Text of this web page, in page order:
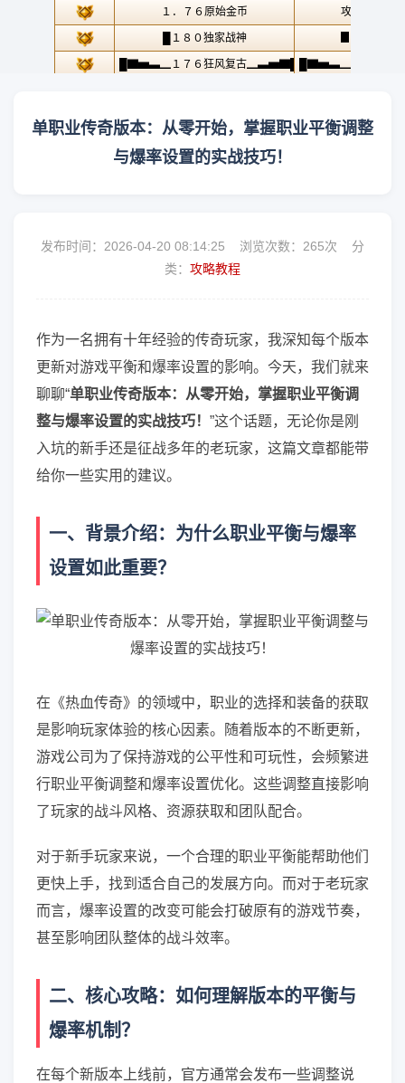
单职业传奇版本：从零开始，掌握职业平衡调整
与爆率设置的实战技巧！
发布时间：2026-04-20 08:14:25 浏览次数： 265次 分
类： 攻略教程
作为一名拥有十年经验的传奇玩家，我深知每个版本
更新对游戏平衡和爆率设置的影响。今天，我们就来
聊聊“单职业传奇版本：从零开始，掌握职业平衡调
整与爆率设置的实战技巧！ ”这个话题，无论你是刚
入坑的新手还是征战多年的老玩家，这篇文章都能带
给你一些实用的建议。
一、背景介绍：为什么职业平衡与爆率
设置如此重要？
在《热血传奇》的领域中，职业的选择和装备的获取
是影响玩家体验的核心因素。随着版本的不断更新，
游戏公司为了保持游戏的公平性和可玩性，会频繁进
行职业平衡调整和爆率设置优化。这些调整直接影响
了玩家的战斗风格、资源获取和团队配合。
对于新手玩家来说，一个合理的职业平衡能帮助他们
更快上手，找到适合自己的发展方向。而对于老玩家
而言，爆率设置的改变可能会打破原有的游戏节奏，
甚至影响团队整体的战斗效率。
二、核心攻略：如何理解版本的平衡与
爆率机制？
在每个新版本上线前，官方通常会发布一些调整说